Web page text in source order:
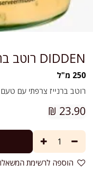
DIDDEN רוטב ברנייז
250 מ"ל
רוטב ברנייז צרפתי עם
23.90
₪
הוספה לרשימת